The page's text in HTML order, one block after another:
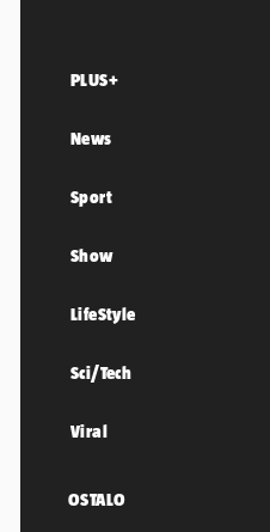
PLUS+
News
Sport
Show
LifeStyle
Sci/Tech
Viral
OSTALO